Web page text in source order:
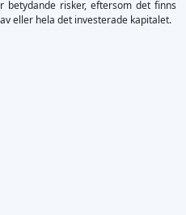
betydande risker, eftersom det finns
eller hela det investerade kapitalet.